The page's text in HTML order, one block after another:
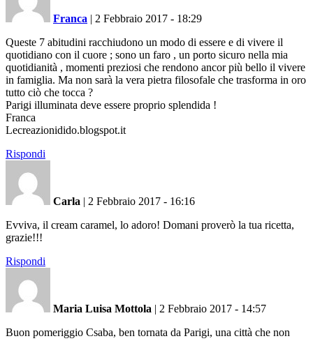
Franca | 2 Febbraio 2017 - 18:29
Queste 7 abitudini racchiudono un modo di essere e di vivere il
quotidiano con il cuore ; sono un faro , un porto sicuro nella mia
quotidianità , momenti preziosi che rendono ancor più bello il vivere
in famiglia. Ma non sarà la vera pietra filosofale che trasforma in oro
tutto ciò che tocca ?
Parigi illuminata deve essere proprio splendida !
Franca
Lecreazionidido.blogspot.it
Rispondi
Carla | 2 Febbraio 2017 - 16:16
Evviva, il cream caramel, lo adoro! Domani proverò la tua ricetta,
grazie!!!
Rispondi
Maria Luisa Mottola | 2 Febbraio 2017 - 14:57
Buon pomeriggio Csaba, ben tornata da Parigi, una città che non